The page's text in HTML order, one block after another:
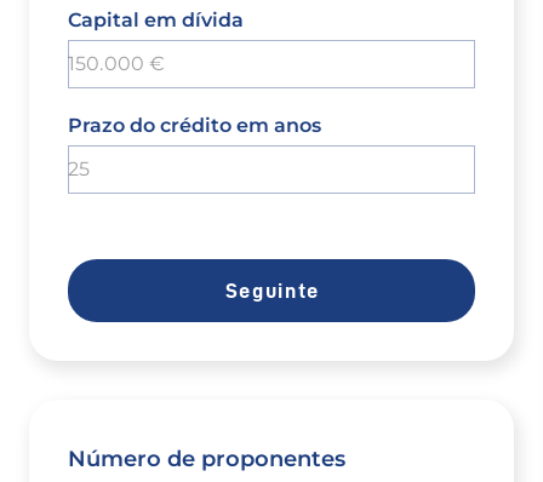
Capital em dívida
Prazo do crédito em anos
Seguinte
Número de proponentes